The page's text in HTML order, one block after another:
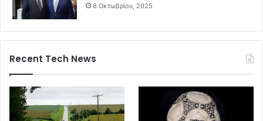
8 Οκτωβρίου, 2025
Recent Tech News